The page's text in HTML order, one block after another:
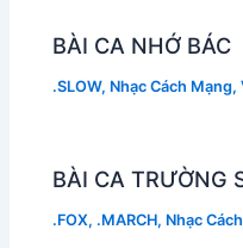
BÀI CA NHỚ BÁC
.SLOW, Nhạc Cách Mạng,
BÀI CA TRƯỜNG
.FOX, .MARCH, Nhạc